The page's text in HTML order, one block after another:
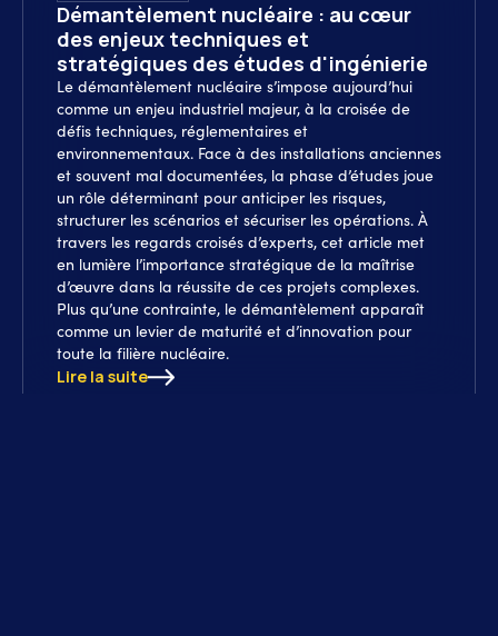
Démantèlement nucléaire : au cœur
des enjeux techniques et
stratégiques des études d'ingénierie
Le démantèlement nucléaire s’impose aujourd’hui
comme un enjeu industriel majeur, à la croisée de
défis techniques, réglementaires et
environnementaux. Face à des installations anciennes
et souvent mal documentées, la phase d’études joue
un rôle déterminant pour anticiper les risques,
structurer les scénarios et sécuriser les opérations. À
travers les regards croisés d’experts, cet article met
en lumière l’importance stratégique de la maîtrise
d’œuvre dans la réussite de ces projets complexes.
Plus qu’une contrainte, le démantèlement apparaît
comme un levier de maturité et d’innovation pour
toute la filière nucléaire.
Lire la suite